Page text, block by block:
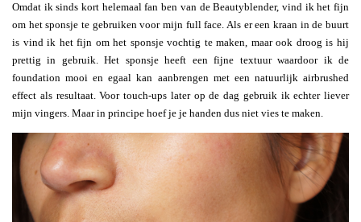
Omdat ik sinds kort helemaal fan ben van de Beautyblender, vind ik het fijn
om het sponsje te gebruiken voor mijn full face. Als er een kraan in de buurt
is vind ik het fijn om het sponsje vochtig te maken, maar ook droog is hij
prettig in gebruik. Het sponsje heeft een fijne textuur waardoor ik de
foundation mooi en egaal kan aanbrengen met een natuurlijk airbrushed
effect als resultaat. Voor touch-ups later op de dag gebruik ik echter liever
mijn vingers. Maar in principe hoef je je handen dus niet vies te maken.